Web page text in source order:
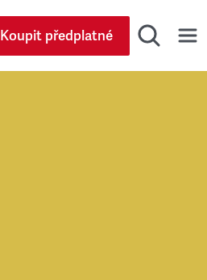
Koupit předplatné